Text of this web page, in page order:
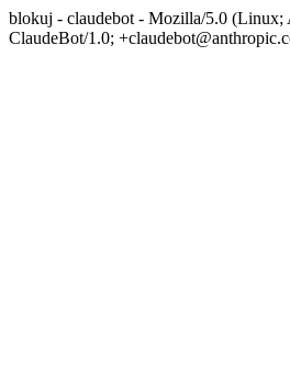
blokuj - claudebot - Mozilla/5.0
ClaudeBot/1.0;